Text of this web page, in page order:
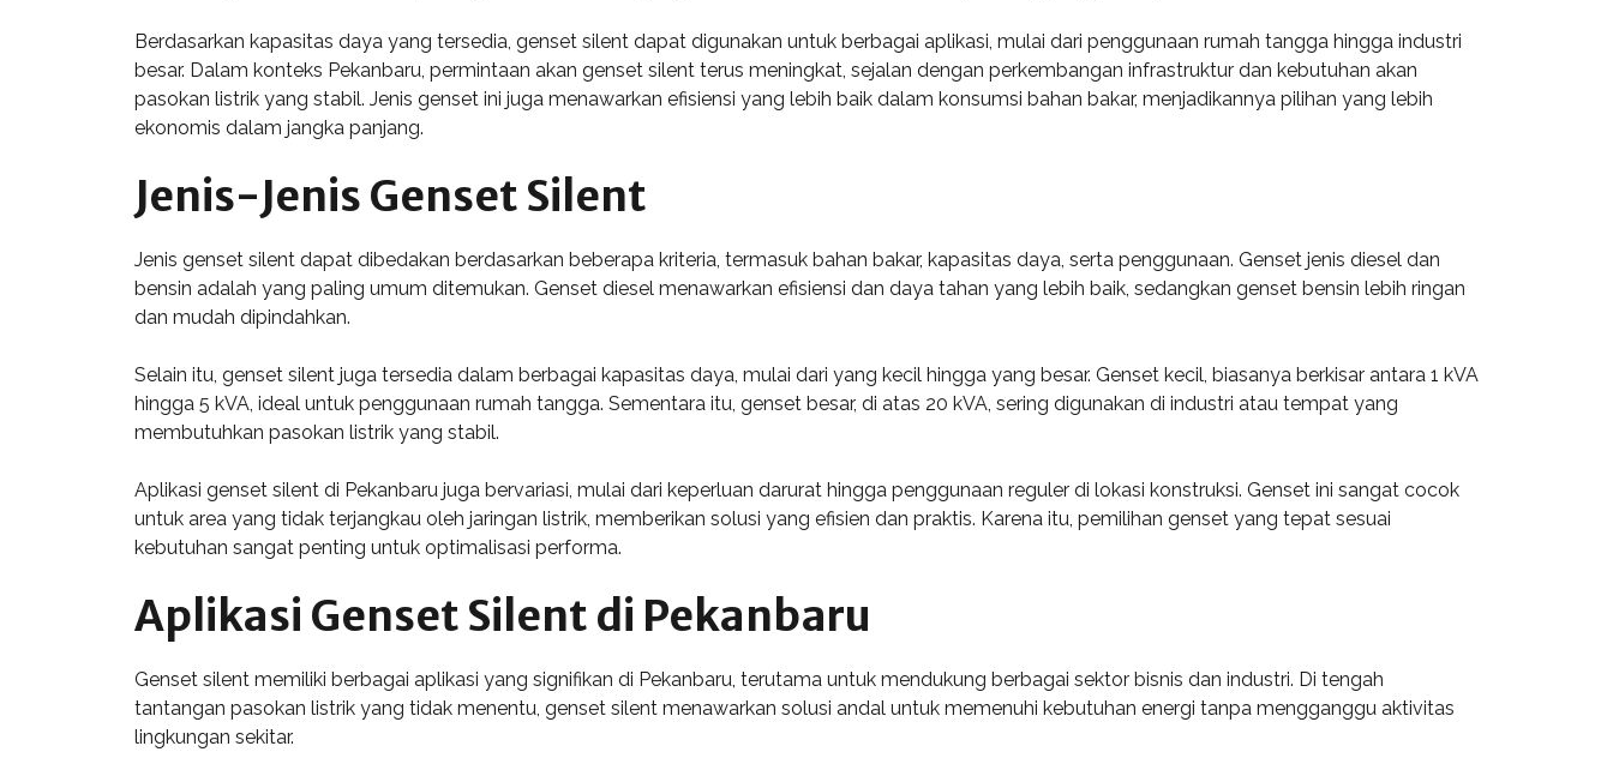
Berdasarkan kapasitas daya yang tersedia, genset silent dapat digunakan untuk berbagai aplikasi, mulai dari penggunaan rumah tangga hingga industri
besar. Dalam konteks Pekanbaru, permintaan akan genset silent terus meningkat, sejalan dengan perkembangan infrastruktur dan kebutuhan akan
pasokan listrik yang stabil. Jenis genset ini juga menawarkan efisiensi yang lebih baik dalam konsumsi bahan bakar, menjadikannya pilihan yang lebih
ekonomis dalam jangka panjang.
Jenis-Jenis Genset Silent
Jenis genset silent dapat dibedakan berdasarkan beberapa kriteria, termasuk bahan bakar, kapasitas daya, serta penggunaan. Genset jenis diesel dan
bensin adalah yang paling umum ditemukan. Genset diesel menawarkan efisiensi dan daya tahan yang lebih baik, sedangkan genset bensin lebih ringan
dan mudah dipindahkan.
Selain itu, genset silent juga tersedia dalam berbagai kapasitas daya, mulai dari yang kecil hingga yang besar. Genset kecil, biasanya berkisar antara 1 kVA
hingga 5 kVA, ideal untuk penggunaan rumah tangga. Sementara itu, genset besar, di atas 20 kVA, sering digunakan di industri atau tempat yang
membutuhkan pasokan listrik yang stabil.
Aplikasi genset silent di Pekanbaru juga bervariasi, mulai dari keperluan darurat hingga penggunaan reguler di lokasi konstruksi. Genset ini sangat cocok
untuk area yang tidak terjangkau oleh jaringan listrik, memberikan solusi yang efisien dan praktis. Karena itu, pemilihan genset yang tepat sesuai
kebutuhan sangat penting untuk optimalisasi performa.
Aplikasi Genset Silent di Pekanbaru
Genset silent memiliki berbagai aplikasi yang signifikan di Pekanbaru, terutama untuk mendukung berbagai sektor bisnis dan industri. Di tengah
tantangan pasokan listrik yang tidak menentu, genset silent menawarkan solusi andal untuk memenuhi kebutuhan energi tanpa mengganggu aktivitas
lingkungan sekitar.